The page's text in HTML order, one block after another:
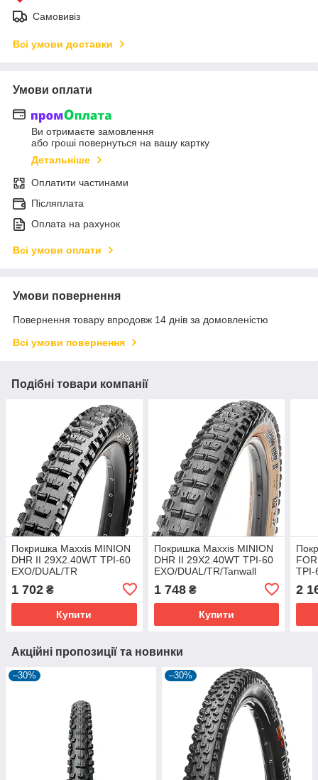
Самовивіз
Всі умови доставки
Умови оплати
Ви отримаєте замовлення
або гроші повернуться на вашу картку
Детальніше
Оплатити частинами
Післяплата
Оплата на рахунок
Всі умови оплати
Умови повернення
Повернення товару впродовж 14 днів за домовленістю
Всі умови повернення
Подібні товари компанії
Покришка Maxxis MINION
DHR II 29X2.40WT TPI-60
EXO/DUAL/TR
1 702 ₴
Купити
Покришка Maxxis MINION
DHR II 29X2.40WT TPI-60
EXO/DUAL/TR/Tanwall
1 748₴
Купити
TPI-
2
Акційні пропозиції та новинки
–30% –30%